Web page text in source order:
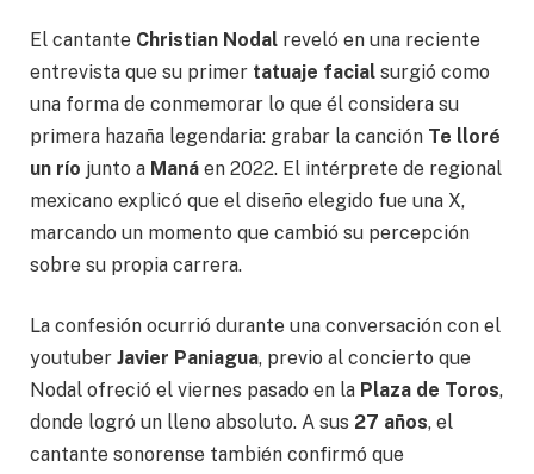
El cantante Christian Nodal reveló en una reciente
entrevista que su primer tatuaje facial surgió como
una forma de conmemorar lo que él considera su
primera hazaña legendaria: grabar la canción Te lloré
un río junto a Maná en 2022. El intérprete de regional
mexicano explicó que el diseño elegido fue una X,
marcando un momento que cambió su percepción
sobre su propia carrera.
La confesión ocurrió durante una conversación con el
youtuber Javier Paniagua, previo al concierto que
Nodal ofreció el viernes pasado en la Plaza de Toros,
donde logró un lleno absoluto. A sus 27 años, el
cantante sonorense también confirmó que